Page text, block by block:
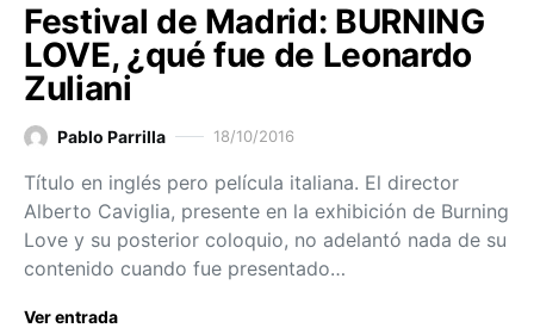
Festival de Madrid: BURNING
LOVE, ¿qué fue de Leonardo
Zuliani
Pablo Parrilla 18/10/2016
Título en inglés pero película italiana. El director
Alberto Caviglia, presente en la exhibición de Burning
Love y su posterior coloquio, no adelantó nada de su
contenido cuando fue presentado…
Ver entrada